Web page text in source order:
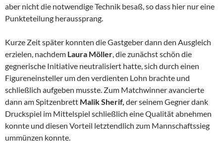
aber nicht die notwendige Technik besaß, so dass hier nur eine
Punkteteilung heraussprang.
Kurze Zeit später konnten die Gastgeber dann den Ausgleich
erzielen, nachdem Laura Möller, die zunächst schön die
gegnerische Initiative neutralisiert hatte, sich durch einen
Figureneinsteller um den verdienten Lohn brachte und
schließlich aufgeben musste. Zum Matchwinner avancierte
dann am Spitzenbrett Malik Sherif, der seinem Gegner dank
Druckspiel im Mittelspiel schließlich eine Qualität abnehmen
konnte und diesen Vorteil letztendlich zum Mannschaftssieg
ummünzen konnte.